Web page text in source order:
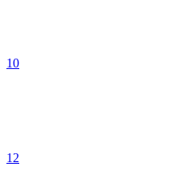
10
12